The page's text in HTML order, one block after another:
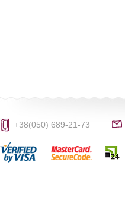
+38(050) 689-21-73